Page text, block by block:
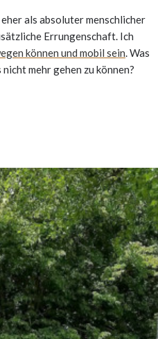
als absoluter menschlicher
Errungenschaft. Ich
können und mobil sein. Was
mehr gehen zu können?